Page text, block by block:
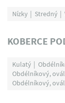
Nízky Stredný
KOBERCE
Kulatý
Obdélníkový,
Obdélníkový,